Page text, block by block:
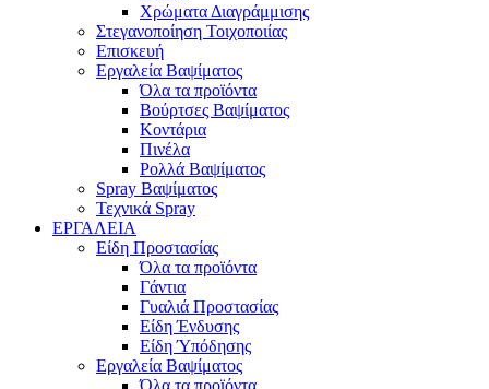
Χρώματα Διαγράμμισης
Στεγανοποίηση Τοιχοποιίας
Επισκευή
Εργαλεία Βαψίματος
Όλα τα προϊόντα
Βούρτσες Βαψίματος
Κοντάρια
Πινέλα
Ρολλά Βαψίματος
Spray Βαψίματος
Τεχνικά Spray
ΕΡΓΑΛΕΙΑ
Είδη Προστασίας
Όλα τα προϊόντα
Γάντια
Γυαλιά Προστασίας
Είδη Ένδυσης
Είδη Ύπόδησης
Εργαλεία Βαψίματος
Όλα τα προϊόντα